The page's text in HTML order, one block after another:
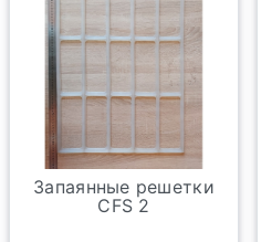
Запаянные решетки
CFS 2